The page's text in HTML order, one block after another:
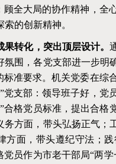
顾全大局的协作精神，全
的创新精神。
果转化，突出顶层设计。
氛围，各党支部进一步明
标准要求。机关党委在综
党支部：领导班子好，
合格党员标准，提出合格
务方面，带头弘扬正气；
方面，带头遵纪守法；
党员作为市老干部局“两